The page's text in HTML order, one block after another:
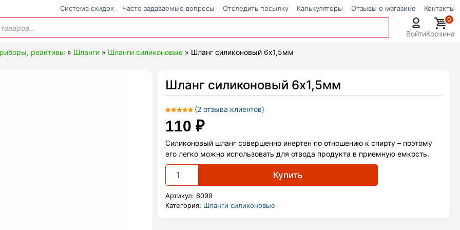
Cистема скидок Часто задаваемые вопросы Отследить посылку Калькуляторы Отзывы о магазине Контакты
Войти
0
Корзина
реактивы » Шланги » Шланги силиконовые » Шланг силиконовый 6х1,5мм
Шланг силиконовый 6х1,5мм
5.00 из 5 на
опроса
(2 отзыва клиентов)
110 ₽
Силиконовый шланг совершенно инертен по отношению к спирту – поэтому
его легко можно использовать для отвода продукта в приемную емкость.
Шланг
силиконовый
quantity
Купить
Артикул: 6099
Категория: Шланги силиконовые